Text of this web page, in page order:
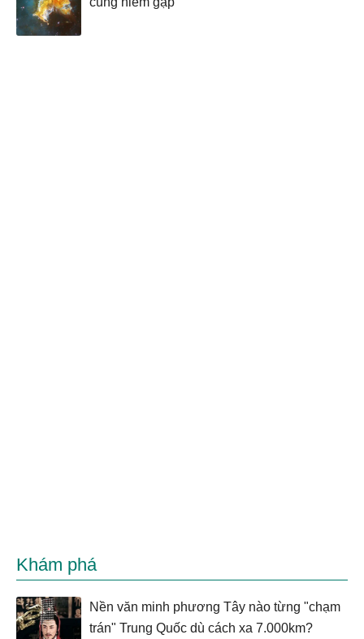
Khám phá
Nền văn minh phương Tây nào từng "chạm
trán" Trung Quốc dù cách xa 7.000km?